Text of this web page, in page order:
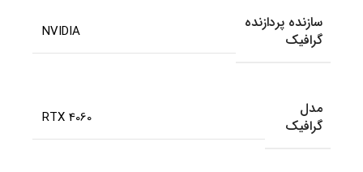
سازنده پردازنده
گرافیک
NVIDIA
مدل
گرافیک
RTX 4060